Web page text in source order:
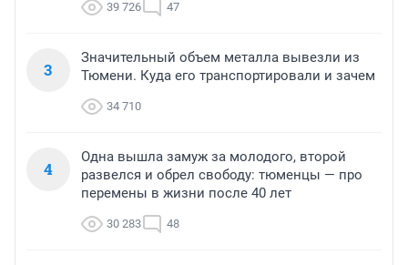
39 726 47
3
Значительный объем металла вывезли из
Тюмени. Куда его транспортировали и зачем
34 710
4
Одна вышла замуж за молодого, второй
развелся и обрел свободу: тюменцы — про
перемены в жизни после 40 лет
30 283 48